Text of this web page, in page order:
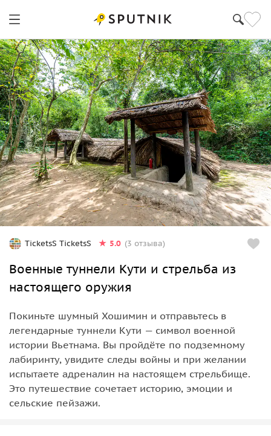
TicketsS TicketsS 5.0 (3 отзыва)
Военные туннели Кути и стрельба из
настоящего оружия
Покиньте шумный Хошимин и отправьтесь в
легендарные туннели Кути — символ военной
истории Вьетнама. Вы пройдёте по подземному
лабиринту, увидите следы войны и при желании
испытаете адреналин на настоящем стрельбище.
Это путешествие сочетает историю, эмоции и
сельские пейзажи.